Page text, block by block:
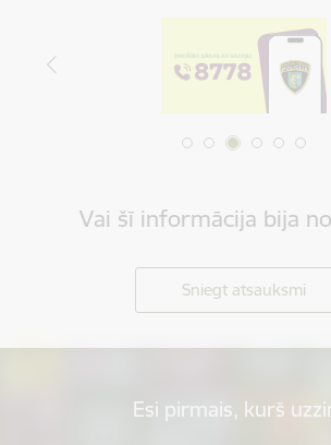
Vai šī informācija bija
Sniegt atsauksmi
Esi pirmais, kurš